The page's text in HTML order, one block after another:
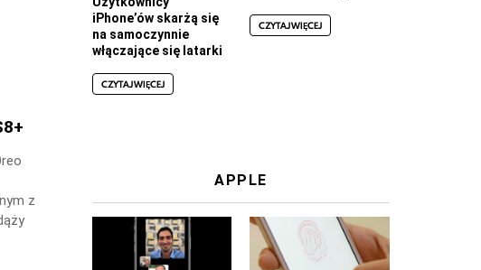
z
iPhone’ów skarżą się
na samoczynnie
włączające się latarki
CZYTAJ WIĘCEJ
CZYTAJ WIĘCEJ
APPLE